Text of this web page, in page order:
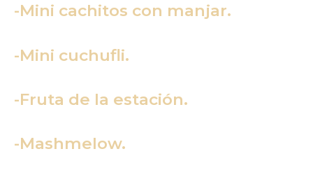
-Mini cachitos con manjar.
-Mini cuchufli.
-Fruta de la estación.
-Mashmelow.